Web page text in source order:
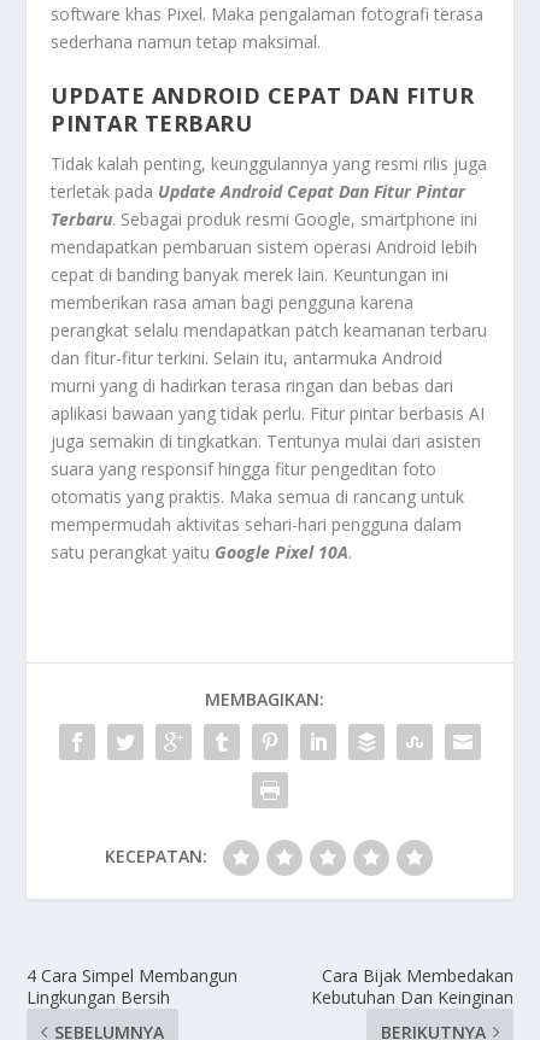
software khas Pixel. Maka pengalaman fotografi terasa
sederhana namun tetap maksimal.
UPDATE ANDROID CEPAT DAN FITUR
PINTAR TERBARU
Tidak kalah penting, keunggulannya yang resmi rilis juga
terletak pada Update Android Cepat Dan Fitur Pintar
Terbaru. Sebagai produk resmi Google, smartphone ini
mendapatkan pembaruan sistem operasi Android lebih
cepat di banding banyak merek lain. Keuntungan ini
memberikan rasa aman bagi pengguna karena
perangkat selalu mendapatkan patch keamanan terbaru
dan fitur-fitur terkini. Selain itu, antarmuka Android
murni yang di hadirkan terasa ringan dan bebas dari
aplikasi bawaan yang tidak perlu. Fitur pintar berbasis AI
juga semakin di tingkatkan. Tentunya mulai dari asisten
suara yang responsif hingga fitur pengeditan foto
otomatis yang praktis. Maka semua di rancang untuk
mempermudah aktivitas sehari-hari pengguna dalam
satu perangkat yaitu Google Pixel 10A.
MEMBAGIKAN:
KECEPATAN:
4 Cara Simpel Membangun
Lingkungan Bersih
SEBELUMNYA
Cara Bijak Membedakan
Kebutuhan Dan Keinginan
BERIKUTNYA